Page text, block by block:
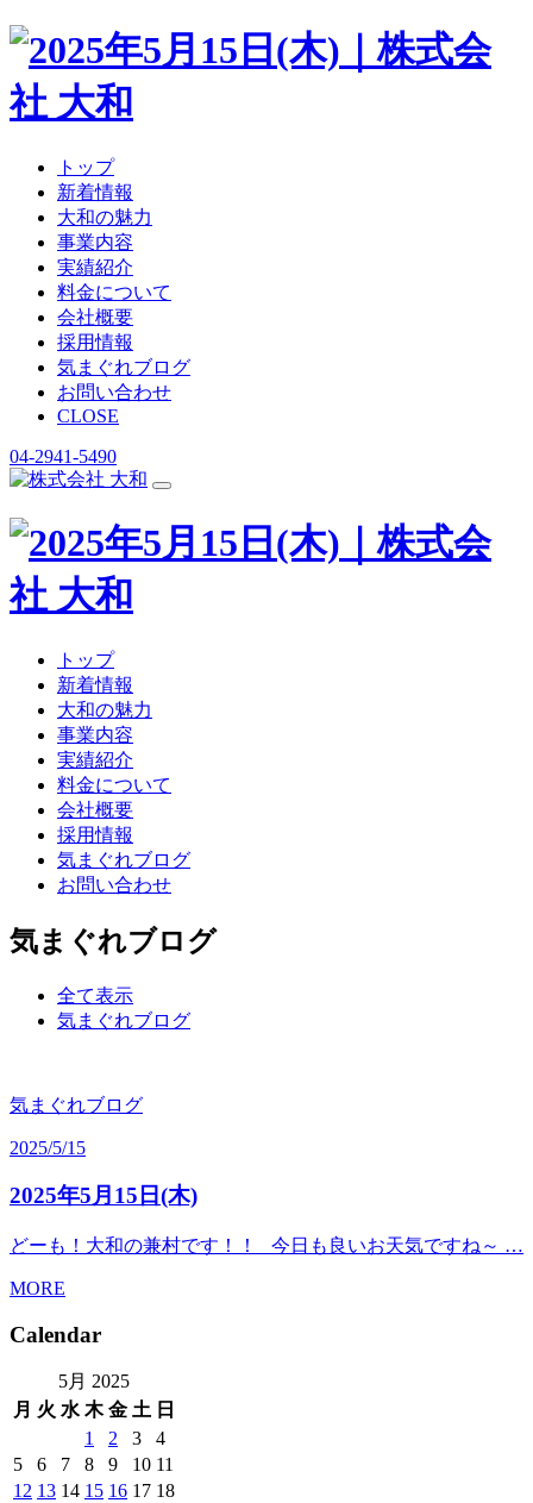
トップ
新着情報
大和の魅力
事業内容
実績紹介
料金について
会社概要
採用情報
気まぐれブログ
お問い合わせ
CLOSE
04-2941-5490
コ
テ
ツ
へ
トップ
新着情報
大和の魅力
事業内容
実績紹介
料金について
会社概要
採用情報
気まぐれブログ
お問い合わせ
気まぐれブログ
全て表示
気まぐれブログ
気まぐれブログ
2025/5/15
2025年5月15日(木)
どーも！大和の兼村です！！ 今日も良いお天気ですね～ …
MORE
Calendar
5月 2025
月 火 水 木 金 土 日
1
2 3
4
5
6 7 8 9 10 11
12 13 14 15 16 17 18